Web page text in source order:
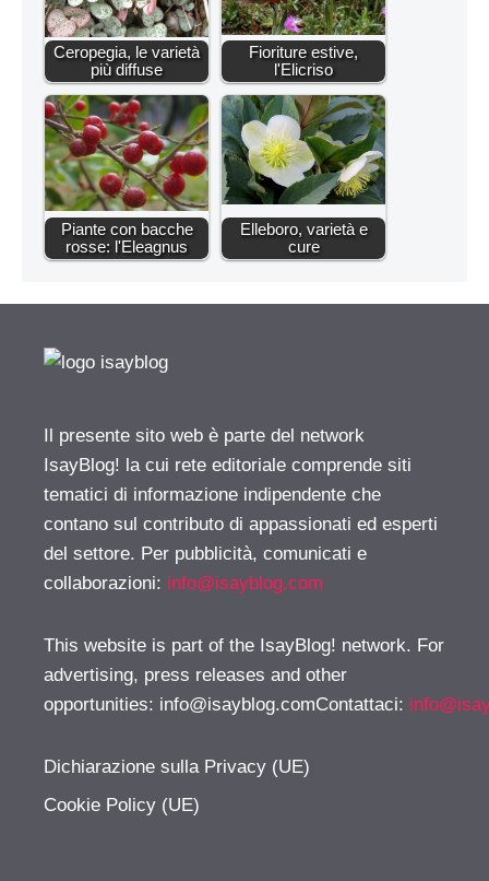
Ceropegia, le varietà
più diffuse
Fioriture estive,
l'Elicriso
Piante con bacche
rosse: l'Eleagnus
Elleboro, varietà e
cure
Il presente sito web è parte del network
IsayBlog! la cui rete editoriale comprende siti
tematici di informazione indipendente che
contano sul contributo di appassionati ed esperti
del settore. Per pubblicità, comunicati e
collaborazioni: info@isayblog.com
This website is part of the IsayBlog! network. For
advertising, press releases and other
opportunities: info@isayblog.comContattaci:
Dichiarazione sulla Privacy (UE)
Cookie Policy (UE)